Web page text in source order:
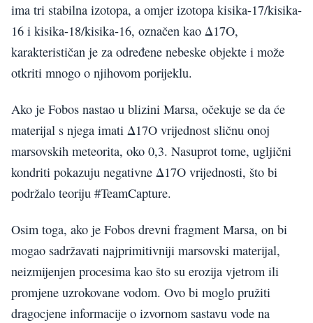
ima tri stabilna izotopa, a omjer izotopa kisika-17/kisika-
16 i kisika-18/kisika-16, označen kao Δ17O,
karakterističan je za određene nebeske objekte i može
otkriti mnogo o njihovom porijeklu.
Ako je Fobos nastao u blizini Marsa, očekuje se da će
materijal s njega imati Δ17O vrijednost sličnu onoj
marsovskih meteorita, oko 0,3. Nasuprot tome, ugljični
kondriti pokazuju negativne Δ17O vrijednosti, što bi
podržalo teoriju #TeamCapture.
Osim toga, ako je Fobos drevni fragment Marsa, on bi
mogao sadržavati najprimitivniji marsovski materijal,
neizmijenjen procesima kao što su erozija vjetrom ili
promjene uzrokovane vodom. Ovo bi moglo pružiti
dragocjene informacije o izvornom sastavu vode na